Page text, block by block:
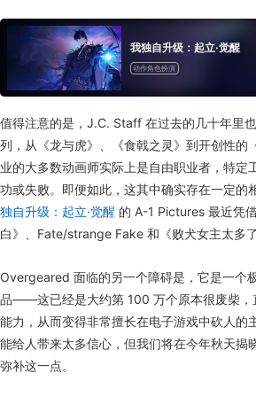
我独自升级：起立·觉醒
动作角色扮演
值得注意的是，J.C. Staff 在过去的几十年里
列，从《龙与虎》、《食戟之灵》到开创性的
业的大多数动画师实际上是自由职业者，特定
功或失败。即便如此，这其中确实存在一定的
独自升级：起立·觉醒 的 A-1 Pictures 最近凭
白》、Fate/strange Fake 和《败犬女主太多
Overgeared 面临的另一个障碍是，它是一个
品——这已经是大约第 100 万个原本很废柴，
能力，从而变得非常擅长在电子游戏中砍人的
能给人带来太多信心，但我们将在今年秋天揭
弥补这一点。